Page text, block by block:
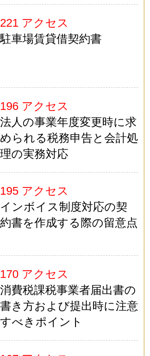
221 アクセス
駐車場賃貸借契約書
196 アクセス
法人の事業年度変更時に求
められる税務申告と会計処
理の実務対応
195 アクセス
インボイス制度対応の契
約書を作成する際の留意点
170 アクセス
消費税課税事業者届出書の
書き方および提出時に注意
すべきポイント